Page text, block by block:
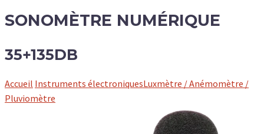
SONOMÈTRE NUMÉRIQUE
35+135DB
Accueil Instruments électroniquesLuxmètre / Anémomètre /
Pluviomètre